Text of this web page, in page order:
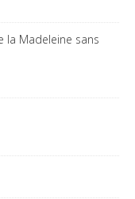
la Madeleine sans